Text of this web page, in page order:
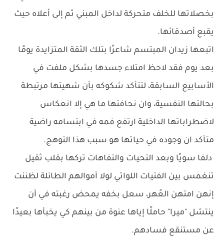
بخصلاتها للخلف متحركة لداخل المبني ثم إلى أعلاه حيث
يقبع أصدقائها.
اتبعها زيدان المبتسم شاعرًا بتلك الثقة المتزايدة يومًا
بعد يوم فقد لاحظ امتلاء جسدها بشكل ملفت في
الأسابيع السابقة، لتتأكد شكوكه بأن شهيتها مرتبطة
بحالتها النفسية، وان نحافتها ما هي إلا انعكاس
لاضطراباتها الداخلية ارتفع فمه في ابتسامه راضية
متأكد ان وجوده في حياتها هو سبب هذا التوهج.
دلفا سويًا وبعد التحيات والتفاهات تركها بقلب ثقيل
تنغمس بين الفتيات اللواتي لولا أموالهم الطائلة لظننت
إنهن امتهن العُهر، سعل بخفه يمحض رغبته في أن
ينتشل "ميرا" حاملًا إياها عنوة من بينهم كي يخبأها بعيدًا
عن مستنقع فسادهم.